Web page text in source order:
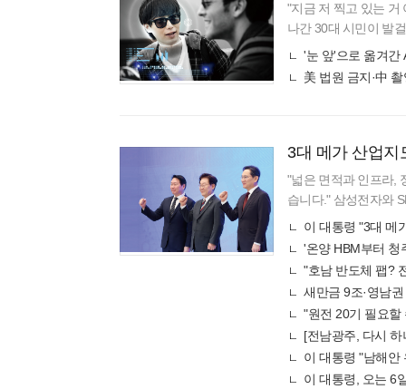
"지금 저 찍고 있는 거
나간 30대 시민이 발
메라 렌즈가 자신을
'눈 앞'으로 옮겨
美 법원 금지·中
3대 메가 산업지
"넓은 면적과 인프라,
습니다." 삼성전자와
최종 입지를 놓고 업
이 대통령 "3대 메
새만금 9조·영남
"원전 20기 필요
[전남광주, 다시
이 대통령, 오는 6